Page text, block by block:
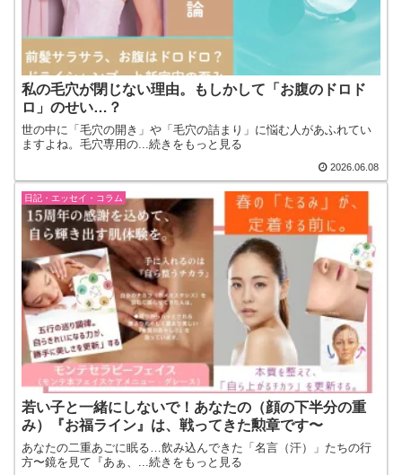
私の毛穴が閉じない理由。もしかして「お腹のドロド
ロ」のせい…？
世の中に「毛穴の開き」や「毛穴の詰まり」に悩む人があふれてい
ますよね。毛穴専用の...続きをもっと見る
2026.06.08
日記・エッセイ・コラム
若い子と一緒にしないで！あなたの（顔の下半分の重
み）『お福ライン』は、戦ってきた勲章です〜
あなたの二重あごに眠る…飲み込んできた「名言（汗）」たちの行
方〜鏡を見て『あぁ、...続きをもっと見る